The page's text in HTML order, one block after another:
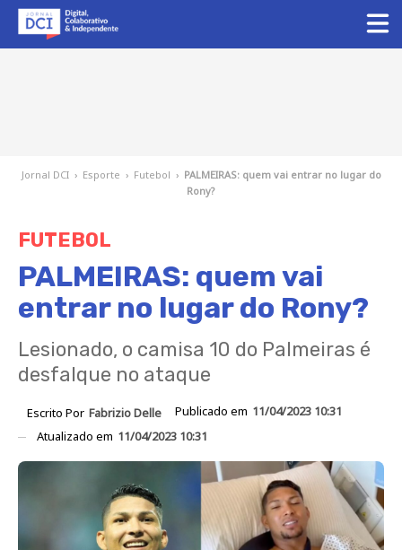
Jornal DCI › Esporte › Futebol › PALMEIRAS: quem vai entrar no lugar do
Rony?
FUTEBOL
PALMEIRAS: quem vai
entrar no lugar do Rony?
Lesionado, o camisa 10 do Palmeiras é
desfalque no ataque
Escrito Por Fabrizio Delle Publicado em 11/04/2023 10:31
Atualizado em 11/04/2023 10:31